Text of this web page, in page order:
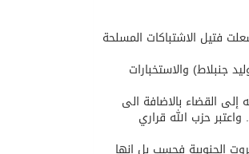
فتيل الاشتباكات المسلحة
جنبلاط) والاستخبارات
إلى القضاء بالاضافة الى
ما ادى الى اشعال موجة من العنف اسفرت عن سقوط 65 قتيلا و200 جريح. واعتبر حزب الله قراري
الجنوبية فحسب بل انها